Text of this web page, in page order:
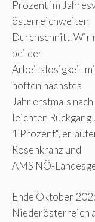
Prozent im
österreichweiten
Durchschnitt. Wir
bei der
Arbeitslosigkeit
hoffen nächstes
Jahr erstmals
leichten Rückgang
1 Prozent“,
Rosenkranz und
AMS NÖ-
Ende Oktober
Niederösterreich